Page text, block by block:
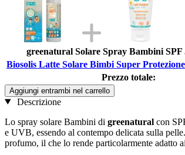
greenatural Solare Spray Bambini SPF
Biosolis Latte Solare Bimbi Super
Prezzo totale:
Aggiungi entrambi nel carrello
Descrizione
Lo spray solare Bambini di greenatural con
e UVB, essendo al contempo delicata sulla
profumo, il che lo rende particolarmente adatto